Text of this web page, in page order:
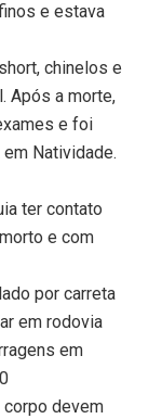
e estava
chinelos e
Após a morte,
e foi
Natividade.
ter contato
e com
por carreta
em rodovia
em
devem